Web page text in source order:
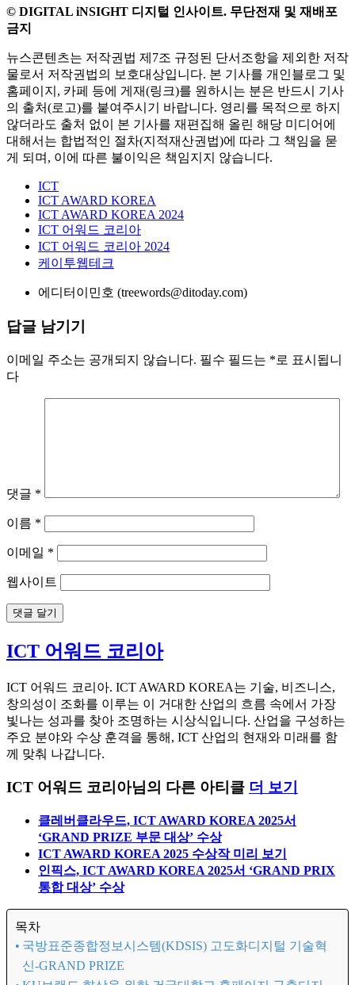
© DIGITAL iNSIGHT 디지털 인사이트. 무단전재 및 재배포
금지
뉴스콘텐츠는 저작권법 제7조 규정된 단서조항을 제외한 저작
물로서 저작권법의 보호대상입니다. 본 기사를 개인블로그 및
홈페이지, 카페 등에 게재(링크)를 원하시는 분은 반드시 기사
의 출처(로고)를 붙여주시기 바랍니다. 영리를 목적으로 하지
않더라도 출처 없이 본 기사를 재편집해 올린 해당 미디어에
대해서는 합법적인 절차(지적재산권법)에 따라 그 책임을 묻
게 되며, 이에 따른 불이익은 책임지지 않습니다.
ICT
ICT AWARD KOREA
ICT AWARD KOREA 2024
ICT 어워드 코리아
ICT 어워드 코리아 2024
케이투웹테크
에디터 이민호 (treewords@ditoday.com)
답글 남기기
이메일 주소는 공개되지 않습니다. 필수 필드는 *로 표시됩니
다
댓글 *
이름 *
이메일 *
웹사이트
ICT 어워드 코리아
ICT 어워드 코리아. ICT AWARD KOREA는 기술, 비즈니스,
창의성이 조화를 이루는 이 거대한 산업의 흐름 속에서 가장
빛나는 성과를 찾아 조명하는 시상식입니다. 산업을 구성하는
주요 분야와 수상 훈격을 통해, ICT 산업의 현재와 미래를 함
께 맞춰 나갑니다.
ICT 어워드 코리아님의 다른 아티클 더 보기
클레버클라우드, ICT AWARD KOREA 2025서
‘GRAND PRIZE 부문 대상’ 수상
ICT AWARD KOREA 2025 수상작 미리 보기
인픽스, ICT AWARD KOREA 2025서 ‘GRAND PRIX
통합 대상’ 수상
목차
국방표준종합정보시스템(KDSIS) 고도화디지털 기술혁
신-GRAND PRIZE